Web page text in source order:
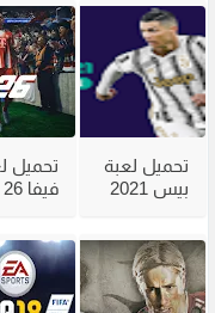
تحميل لعبة
بيس 2021
بالتعليق
العربي
تحميل